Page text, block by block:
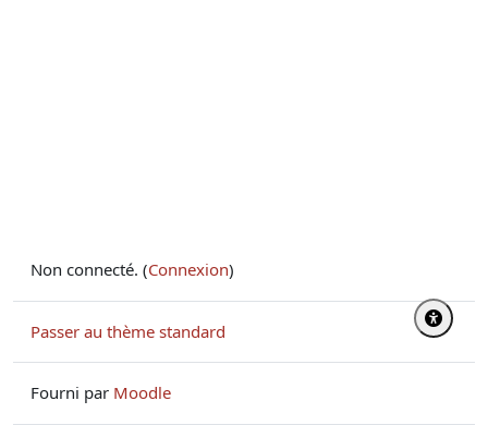
Non connecté. (Connexion)
Passer au thème standard
Fourni par Moodle